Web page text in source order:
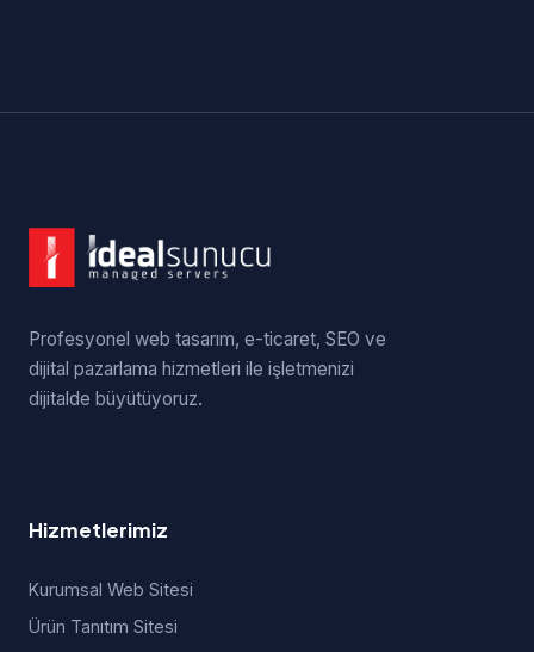
Profesyonel web tasarım, e-ticaret, SEO ve
dijital pazarlama hizmetleri ile işletmenizi
dijitalde büyütüyoruz.
Hizmetlerimiz
Kurumsal Web Sitesi
Ürün Tanıtım Sitesi